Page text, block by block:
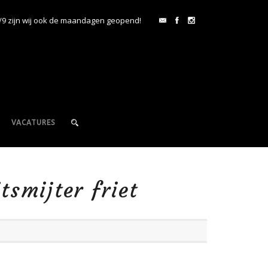
zijn wij ook de maandagen geopend!
VACATURES
friet